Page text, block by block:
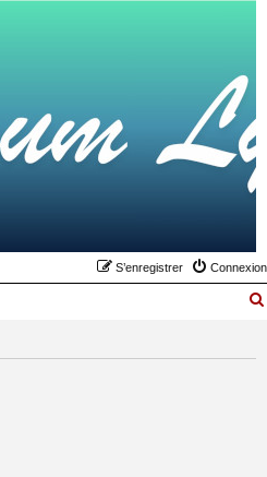
Connexion
S’enregistrer